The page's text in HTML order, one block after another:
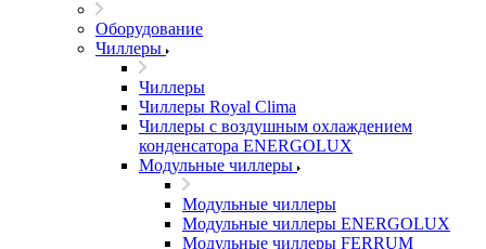
Оборудование
Чиллеры
Чиллеры
Чиллеры Royal Clima
Чиллеры с воздушным охлаждением
конденсатора ENERGOLUX
Модульные чиллеры
Модульные чиллеры
Модульные чиллеры ENERGOLUX
Модульные чиллеры FERRUM